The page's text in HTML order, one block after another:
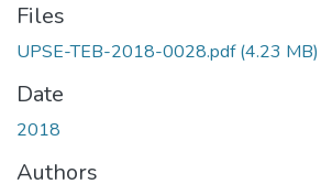
Files
UPSE-TEB-2018-0028.pdf(4.23 MB)
Date
2018
Authors